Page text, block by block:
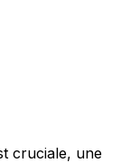
cruciale, une